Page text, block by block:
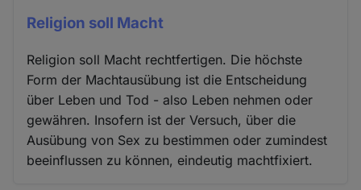
Religion soll Macht
Religion soll Macht rechtfertigen. Die höchste
Form der Machtausübung ist die Entscheidung
über Leben und Tod - also Leben nehmen oder
gewähren. Insofern ist der Versuch, über die
Ausübung von Sex zu bestimmen oder zumindest
beeinflussen zu können, eindeutig machtfixiert.